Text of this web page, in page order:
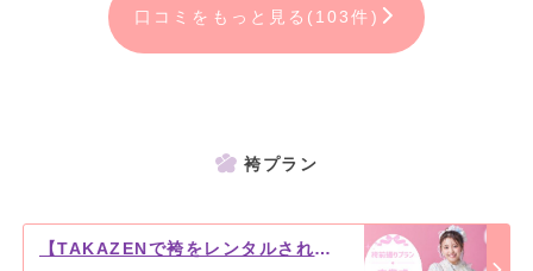
おしゃれな女の子にぴったり！
女の子がトキメクツイードや
口コミをもっと見る(103件)
袴プラン
【TAKAZENで袴をレンタルされている方へ】袴前撮りプラン♡